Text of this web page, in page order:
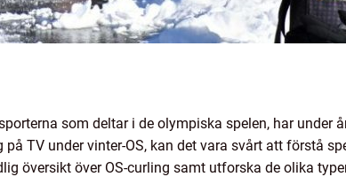
som deltar i de olympiska spelen, har under
TV under vinter-OS, kan det vara svårt att förstå
översikt över OS-curling samt utforska de olika